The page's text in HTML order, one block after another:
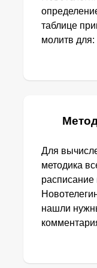
таблице
молитв для:
Для
методика
расписание
нашли